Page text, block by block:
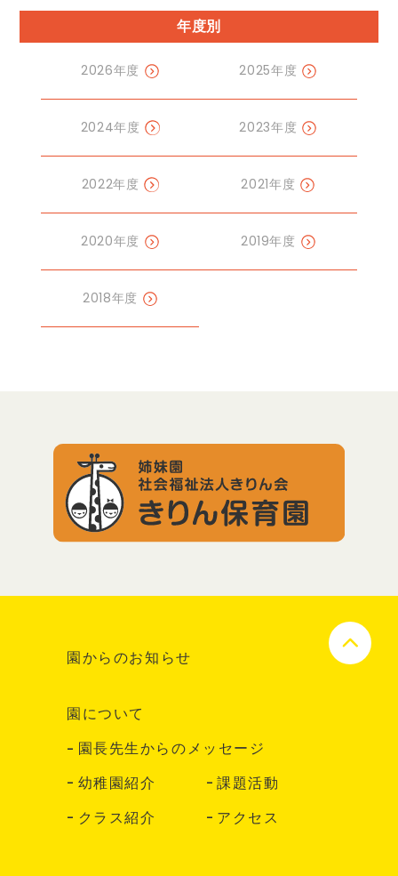
年度別
2026年度 2025年度
2024年度 2023年度
2022年度 2021年度
2020年度 2019年度
2018年度
園からのお知らせ
園について
園長先生からのメッセージ
幼稚園紹介
課題活動
クラス紹介
アクセス